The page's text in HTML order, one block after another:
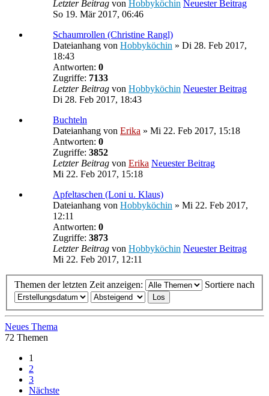
Letzter Beitrag von Hobbyköchin Neuester Beitrag
So 19. Mär 2017, 06:46
Schaumrollen (Christine Rangl)
Dateianhang von Hobbyköchin » Di 28. Feb 2017,
18:43
Antworten: 0
Zugriffe: 7133
Letzter Beitrag von Hobbyköchin Neuester Beitrag
Di 28. Feb 2017, 18:43
Buchteln
Dateianhang von Erika » Mi 22. Feb 2017, 15:18
Antworten: 0
Zugriffe: 3852
Letzter Beitrag von Erika Neuester Beitrag
Mi 22. Feb 2017, 15:18
Apfeltaschen (Loni u. Klaus)
Dateianhang von Hobbyköchin » Mi 22. Feb 2017,
12:11
Antworten: 0
Zugriffe: 3873
Letzter Beitrag von Hobbyköchin Neuester Beitrag
Mi 22. Feb 2017, 12:11
Themen der letzten Zeit anzeigen: Sortiere nach
Neues Thema
72 Themen
1
2
3
Nächste